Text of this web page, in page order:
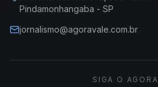
Pindamonhangaba - SP
jornalismo@agoravale.com.br
SIGA O